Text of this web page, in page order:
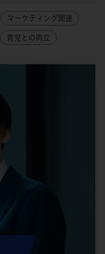
マーケティング関連
育児との両立